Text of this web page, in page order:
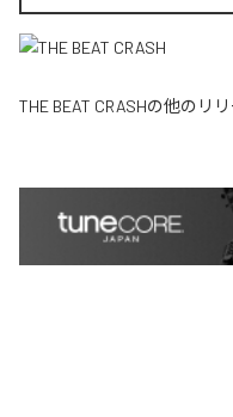
THE BEAT CRASHの他のリリ